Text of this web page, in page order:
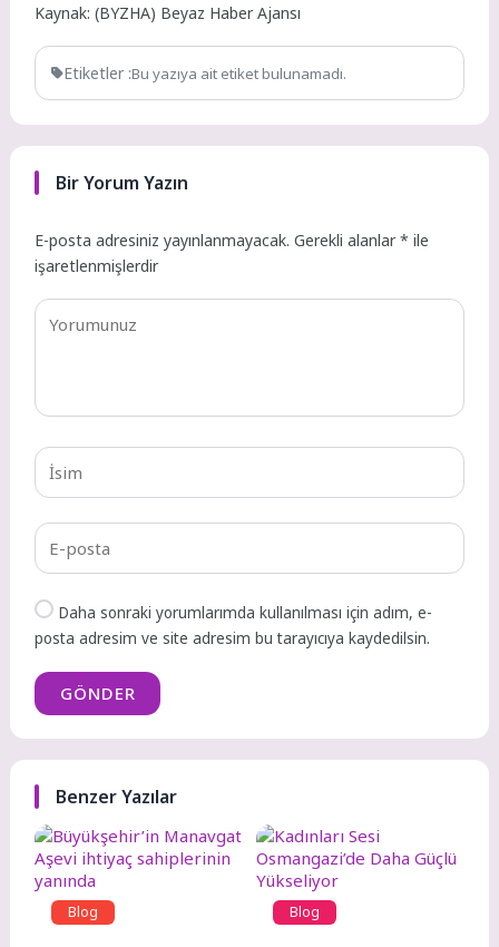
Kaynak: (BYZHA) Beyaz Haber Ajansı
Etiketler :Bu yazıya ait etiket bulunamadı.
Bir Yorum Yazın
E-posta adresiniz yayınlanmayacak. Gerekli alanlar* ile
işaretlenmişlerdir
Daha sonraki yorumlarımda kullanılması için adım, e-
posta adresim ve site adresim bu tarayıcıya kaydedilsin.
GÖNDER
Benzer Yazılar
Blog Blog